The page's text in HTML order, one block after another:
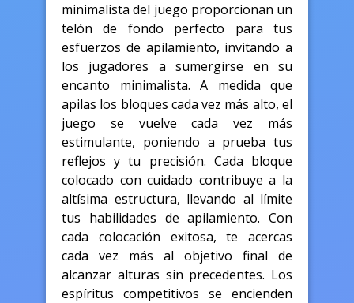
minimalista del juego proporcionan un
telón de fondo perfecto para tus
esfuerzos de apilamiento, invitando a
los jugadores a sumergirse en su
encanto minimalista. A medida que
apilas los bloques cada vez más alto, el
juego se vuelve cada vez más
estimulante, poniendo a prueba tus
reflejos y tu precisión. Cada bloque
colocado con cuidado contribuye a la
altísima estructura, llevando al límite
tus habilidades de apilamiento. Con
cada colocación exitosa, te acercas
cada vez más al objetivo final de
alcanzar alturas sin precedentes. Los
espíritus competitivos se encienden